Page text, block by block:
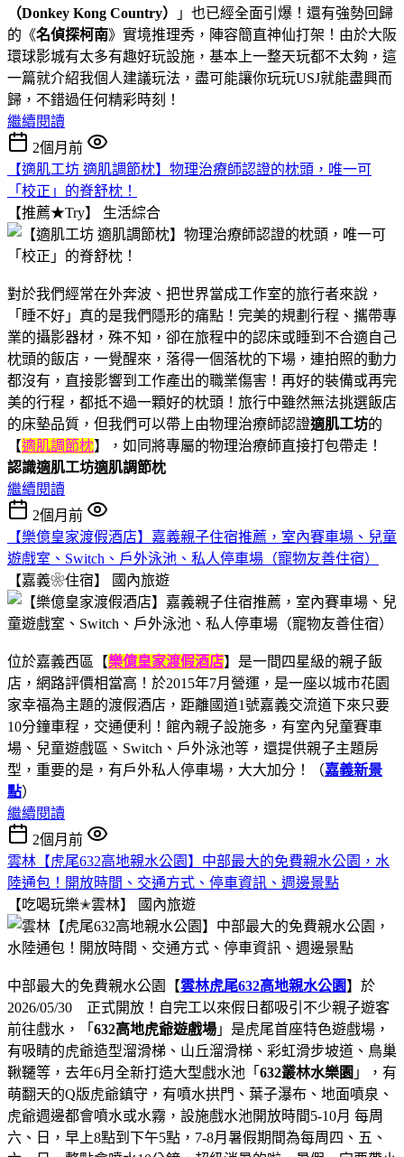
（Donkey Kong Country）
」也已經全面引爆！還有強勢回歸
的《名偵探柯南》實境推理秀，陣容簡直神仙打架！由於大阪
環球影城有太多有趣好玩設施，基本上一整天玩都不太夠，這
一篇就介紹我個人建議玩法，盡可能讓你玩玩USJ就能盡興而
歸，不錯過任何精彩時刻！
繼續閱讀
2個月前
【適肌工坊 適肌調節枕】物理治療師認證的枕頭，唯一可
「校正」的脊舒枕！
【推薦★Try】 生活綜合
對於我們經常在外奔波、把世界當成工作室的旅行者來說，
「睡不好」真的是我們隱形的痛點！完美的規劃行程、攜帶專
業的攝影器材，殊不知，卻在旅程中的認床或睡到不合適自己
枕頭的飯店，一覺醒來，落得一個落枕的下場，連拍照的動力
都沒有，直接影響到工作產出的職業傷害！再好的裝備或再完
美的行程，都抵不過一顆好的枕頭！旅行中雖然無法挑選飯店
的床墊品質，但我們可以帶上由物理治療師認證適肌工坊的
【適肌調節枕】，如同將專屬的物理治療師直接打包帶走！
認識適肌工坊適肌調節枕
繼續閱讀
2個月前
【樂億皇家渡假酒店】嘉義親子住宿推薦，室內賽車場、兒童
遊戲室、Switch、戶外泳池、私人停車場（寵物友善住宿）
【嘉義❀住宿】
國內旅遊
位於嘉義西區【樂億皇家渡假酒店】是一間四星級的親子飯
店，網路評價相當高！於2015年7月營運，是一座以城市花園
家幸福為主題的渡假酒店，距離國道1號嘉義交流道下來只要
10分鐘車程，交通便利！館內親子設施多，有室內兒童賽車
場、兒童遊戲區、Switch、戶外泳池等，還提供親子主題房
型，重要的是，有戶外私人停車場，大大加分！（嘉義新景
點）
繼續閱讀
2個月前
雲林【虎尾632高地親水公園】中部最大的免費親水公園，水
陸通包！開放時間、交通方式、停車資訊、週邊景點
【吃喝玩樂✭雲林】
國內旅遊
中部最大的免費親水公園【雲林虎尾632高地親水公園】於
2026/05/30 正式開放！自完工以來假日都吸引不少親子遊客
前往戲水，「 632高地虎爺遊戲場 」是虎尾首座特色遊戲場，
有吸睛的虎爺造型溜滑梯、山丘溜滑梯、彩虹滑步坡道、鳥巢
鞦韆等，去年6月全新打造大型戲水池「 632叢林水樂園 」，有
萌翻天的Q版虎爺鎮守，有噴水拱門、葉子瀑布、地面噴泉、
虎爺週邊都會噴水或水霧，設施戲水池開放時間5-10月 每周
六、日，早上8點到下午5點，7-8月暑假期間為每周四、五、